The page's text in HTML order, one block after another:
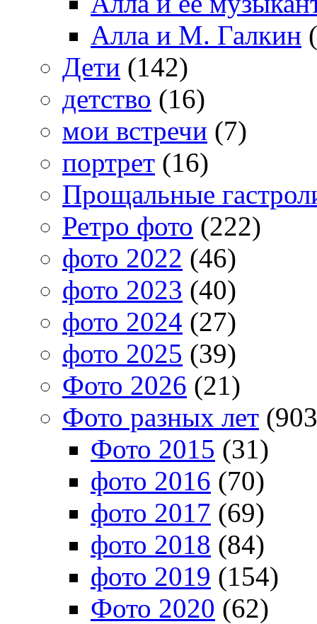
Алла и М. Галкин
Дети (142)
детство (16)
мои встречи (7)
портрет (16)
Прощальные
Ретро фото (222)
фото 2022 (46)
фото 2023 (40)
фото 2024 (27)
фото 2025 (39)
Фото 2026 (21)
Фото разных лет
Фото 2015 (31)
фото 2016 (70)
фото 2017 (69)
фото 2018 (84)
фото 2019 (154)
Фото 2020 (62)